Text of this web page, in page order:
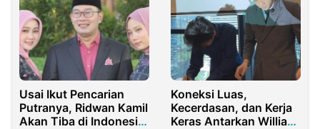
Usai Ikut Pencarian
Putranya, Ridwan Kamil
Akan Tiba di Indonesia
Koneksi Luas,
Kecerdasan, dan Kerja
Keras Antarkan William